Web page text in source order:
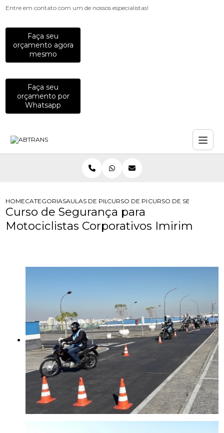
Entre em contato com um de nossos especialistas!
Faça seu
orçamento agora
mesmo
Faça seu
orçamento por
Whatsapp
HOMECATEGORIASAULAS DE PILOTAGEM PARA EMPRESAS
CURSO DE PILOTAGEM DE MOTO
CURSO DE
Curso de Segurança para
Motociclistas Corporativos Imirim